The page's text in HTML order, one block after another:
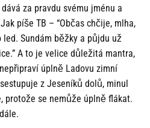
za pravdu svému jménu a
píše TB – “Občas chčije, mlha,
Sundám běžky a půjdu už
A to je velice důležitá mantra,
úplně Ladovu zimní
z Jeseníků dolů, minul
protože se nemůže úplně flákat.